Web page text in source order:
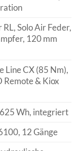
Solo Air Feder,
120 mm
Line CX (85 Nm),
Remote & Kiox
Wh, integriert
12 Gänge